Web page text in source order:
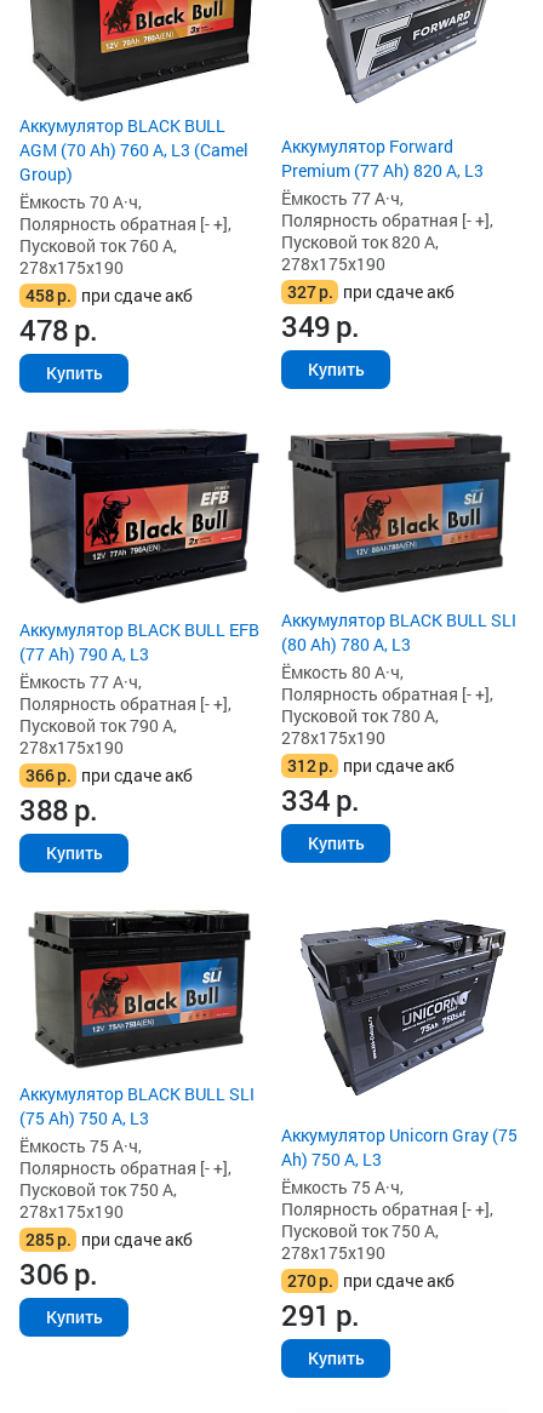
Аккумулятор BLACK BULL
AGM (70 Ah) 760 А, L3 (Camel
Group)
Ёмкость 70 А·ч,
Полярность обратная [- +],
Пусковой ток 760 А,
278x175x190
458р. при сдаче акб
478р.
Купить
Аккумулятор Forward
Premium (77 Ah) 820 А, L3
Ёмкость 77 А·ч,
Полярность обратная [- +],
Пусковой ток 820 А,
278x175x190
327р. при сдаче акб
349р.
Купить
Аккумулятор BLACK BULL EFB
(77 Ah) 790 А, L3
Ёмкость 77 А·ч,
Полярность обратная [- +],
Пусковой ток 790 А,
278x175x190
366р. при сдаче акб
388р.
Купить
Аккумулятор BLACK BULL SLI
(80 Ah) 780 А, L3
Ёмкость 80 А·ч,
Полярность обратная [- +],
Пусковой ток 780 А,
278x175x190
312р. при сдаче акб
334р.
Купить
Аккумулятор BLACK BULL SLI
(75 Ah) 750 А, L3
Ёмкость 75 А·ч,
Полярность обратная [- +],
Пусковой ток 750 А,
278x175x190
285р. при сдаче акб
306р.
Купить
Аккумулятор Unicorn Gray (75
Ah) 750 А, L3
Ёмкость 75 А·ч,
Полярность обратная [- +],
Пусковой ток 750 А,
278x175x190
270р. при сдаче акб
291 р.
Купить